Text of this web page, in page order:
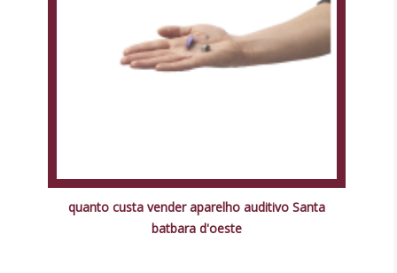
quanto custa vender aparelho auditivo Santa
batbara d'oeste